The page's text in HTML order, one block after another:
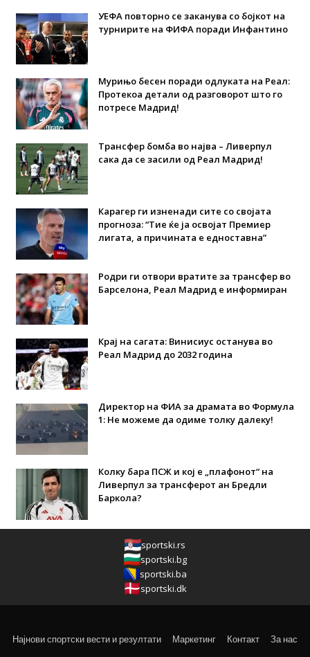
УЕФА повторно се заканува со бојкот на
турнирите на ФИФА поради Инфантино
Мурињо бесен поради одлуката на Реал:
Протекоа детали од разговорот што го
потресе Мадрид!
Трансфер бомба во најва – Ливерпул
сака да се засили од Реал Мадрид!
Карагер ги изненади сите со својата
прогноза: “Тие ќе ја освојат Премиер
лигата, а причината е едноставна”
Родри ги отвори вратите за трансфер во
Барселона, Реал Мадрид е информиран
Крај на сагата: Винисиус останува во
Реал Мадрид до 2032 година
Директор на ФИА за драмата во Формула
1: Не можеме да одиме толку далеку!
Колку бара ПСЖ и кој е „плафонот“ на
Ливерпул за трансферот ан Бредли
Баркола?
sportski.rs
sportski.bg
sportski.ba
sportski.dk
Најнови спортски вести и резултати Маркетинг Контакт За нас